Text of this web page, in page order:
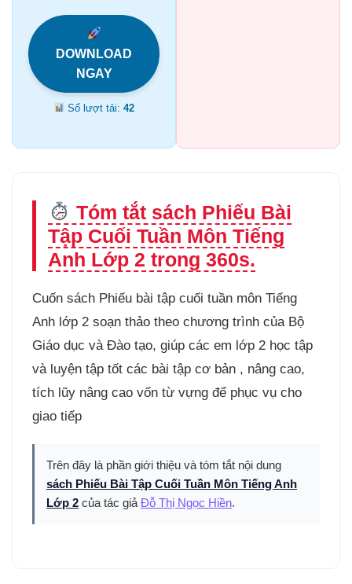
DOWNLOAD
NGAY
Số lượt tải:42
Tóm tắt sách Phiếu Bài
Tập Cuối Tuần Môn Tiếng
Anh Lớp 2 trong 360s.
Cuốn sách Phiếu bài tập cuối tuần môn Tiếng
Anh lớp 2 soạn thảo theo chương trình của Bộ
Giáo dục và Đào tạo, giúp các em lớp 2 học tập
và luyện tập tốt các bài tập cơ bản , nâng cao,
tích lũy nâng cao vốn từ vựng để phục vụ cho
giao tiếp
Trên đây là phần giới thiệu và tóm tắt nội dung
sách Phiếu Bài Tập Cuối Tuần Môn Tiếng Anh
Lớp 2 của tác giả Đỗ Thị Ngọc Hiền.